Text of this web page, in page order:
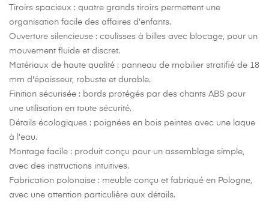
Tiroirs spacieux : quatre grands tiroirs permettent une
organisation facile des affaires d'enfants.
Ouverture silencieuse : coulisses à billes avec blocage, pour un
mouvement fluide et discret.
Matériaux de haute qualité : panneau de mobilier stratifié de 18
mm d'épaisseur, robuste et durable.
Finition sécurisée : bords protégés par des chants ABS pour
une utilisation en toute sécurité.
Détails écologiques : poignées en bois peintes avec une laque
à l'eau.
Montage facile : produit conçu pour un assemblage simple,
avec des instructions intuitives.
Fabrication polonaise : meuble conçu et fabriqué en Pologne,
avec une attention particulière aux détails.